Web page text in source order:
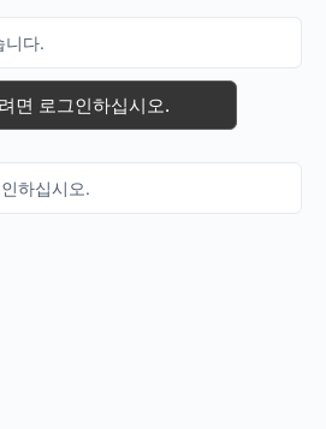
니다.
면 로그인하십시오.
하십시오.